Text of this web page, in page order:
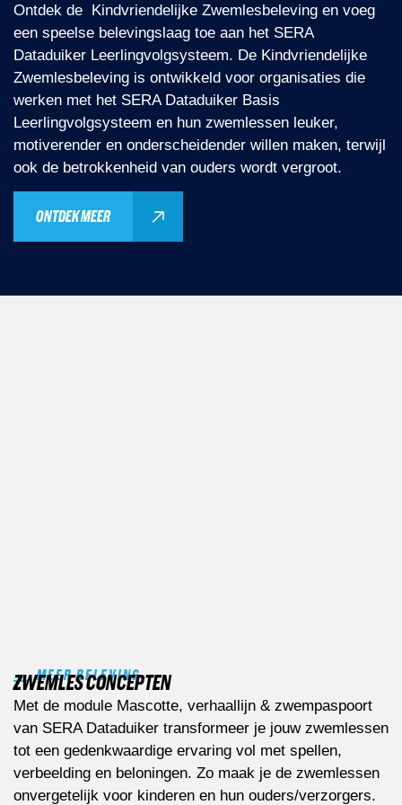
Ontdek de Kindvriendelijke Zwemlesbeleving en voeg
een speelse belevingslaag toe aan het SERA
Dataduiker Leerlingvolgsysteem. De Kindvriendelijke
Zwemlesbeleving is ontwikkeld voor organisaties die
werken met het SERA Dataduiker Basis
Leerlingvolgsysteem en hun zwemlessen leuker,
motiverender en onderscheidender willen maken, terwijl
ook de betrokkenheid van ouders wordt vergroot.
ONTDEK MEER
MEER BELEVING
ZWEMLES CONCEPTEN
Met de module Mascotte, verhaallijn & zwempaspoort
van SERA Dataduiker transformeer je jouw zwemlessen
tot een gedenkwaardige ervaring vol met spellen,
verbeelding en beloningen. Zo maak je de zwemlessen
onvergetelijk voor kinderen en hun ouders/verzorgers.